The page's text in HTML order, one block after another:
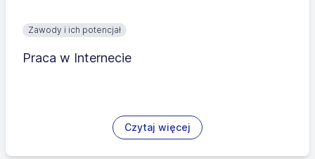
Zawody i ich potencjał
Praca w Internecie
Czytaj więcej